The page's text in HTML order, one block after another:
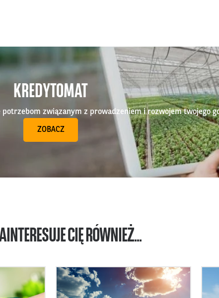
KREDYTOMAT
związanym z prowadzeniem i rozwojem twojego
ZOBACZ
CIĘ RÓWNIEŻ...